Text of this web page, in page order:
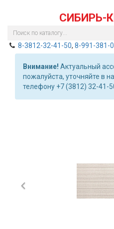
СИБИРЬ-
8-3812-32-41-50, 8-991-381-
Внимание! Актуальный
пожалуйста, уточняйте в
телефону +7 (3812) 32-41-
Previous